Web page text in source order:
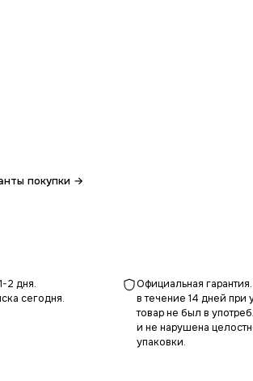
покупки →
2 дня.
сегодня.
Официальная
в течение 14 дней при
товар не был в
и не нарушена
упаковки.